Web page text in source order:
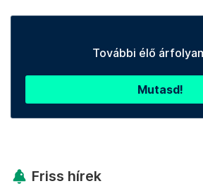
További élő
Mutasd!
Friss hírek